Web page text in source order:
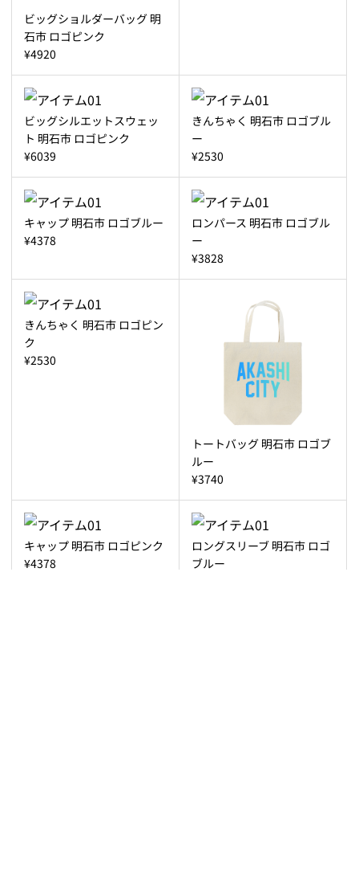
ビッグショルダーバッグ 明
石市 ロゴピンク
¥4920
ビッグシルエットスウェッ
ト 明石市 ロゴピンク
¥6039
きんちゃく 明石市 ロゴブル
ー
¥2530
キャップ 明石市 ロゴブルー
¥4378
ロンパース 明石市 ロゴブル
ー
¥3828
きんちゃく 明石市 ロゴピン
ク
¥2530
トートバッグ 明石市 ロゴブ
ルー
¥3740
キャップ 明石市 ロゴピンク
¥4378
ロングスリーブ 明石市 ロゴ
ブルー